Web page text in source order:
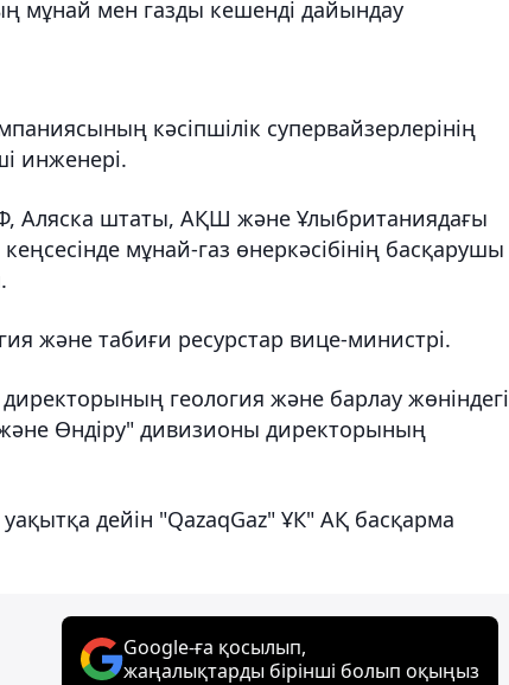
мұнай мен газды кешенді дайындау
кәсіпшілік супервайзерлерінің
инженері.
Аляска штаты, АҚШ және Ұлыбританиядағы
мұнай-газ өнеркәсібінің басқарушы
және табиғи ресурстар вице-министрі.
геология және барлау жөніндегі
Өндіру" дивизионы директорының
дейін "QazaqGaz" ҰК" АҚ басқарма
Google-ға қосылып,
жаңалықтарды бірінші болып оқыңыз